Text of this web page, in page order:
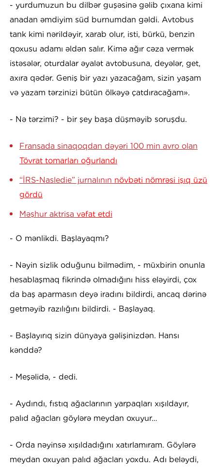
- yurdumuzun bu dilbər guşəsinə gəlib çıxana kimi
anadan əmdiyim süd burnumdan gəldi. Avtobus
tank kimi nərildəyir, xarab olur, isti, bürkü, benzin
qoxusu adamı əldən salır. Kimə ağır cəza vermək
istəsələr, oturdalar əyalət avtobusuna, deyələr, get,
axıra qədər. Geniş bir yazı yazacağam, sizin yaşam
və yazam tərzinizi bütün ölkəyə çatdıracağam».
- Nə tərzimi? - bir şey başa düşməyib soruşdu.
Fransada sinaqoqdan dəyəri 100 min avro olan
Tövrat tomarları oğurlandı
“İRS-Nasledie” jurnalının növbəti nömrəsi işıq üzü
gördü
Məşhur aktrisa vəfat etdi
- O mənlikdi. Başlayaqmı?
- Nəyin sizlik oduğunu bilmədim, - müxbirin onunla
hesablaşmaq fikrində olmadığını hiss eləyirdi, çox
da baş aparmasın deyə iradını bildirdi, ancaq dərinə
getməyib razılığını bildirdi. - Başlayaq.
- Başlayırıq sizin dünyaya gəlişinizdən. Hansı
kənddə?
- Meşəlidə, - dedi.
- Aydındı, fıstıq ağaclarının yarpaqları xışıldayır,
palıd ağacları göylərə meydan oxuyur…
- Orda nəyinsə xışıldadığını xatırlamıram. Göylərə
meydan oxuyan palıd ağacları yoxdu. Adı beləydi,